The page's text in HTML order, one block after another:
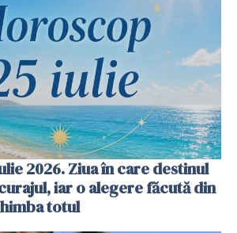
2026. Ziua în care destinul
iar o alegere făcută din
totul